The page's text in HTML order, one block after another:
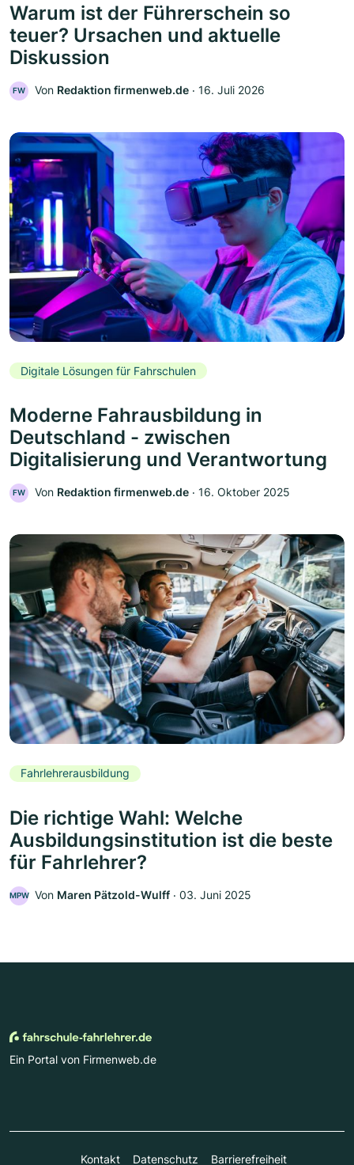
Warum ist der Führerschein so
teuer? Ursachen und aktuelle
Diskussion
FW Von Redaktion firmenweb.de ‧ 16. Juli 2026
Digitale Lösungen für Fahrschulen
Moderne Fahrausbildung in
Deutschland - zwischen
Digitalisierung und Verantwortung
FW Von Redaktion firmenweb.de ‧ 16. Oktober 2025
Fahrlehrerausbildung
Die richtige Wahl: Welche
Ausbildungsinstitution ist die beste
für Fahrlehrer?
MPW Von Maren Pätzold-Wulff ‧ 03. Juni 2025
Ein Portal von Firmenweb.de
Kontakt Datenschutz Barrierefreiheit